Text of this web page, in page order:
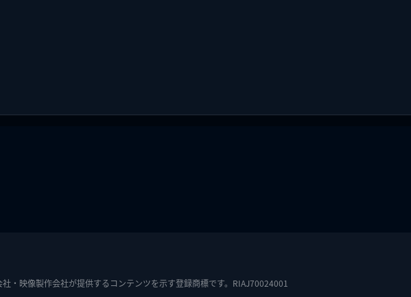
・映像製作会社が提供するコンテンツを示す登録商標です。RIAJ70024001